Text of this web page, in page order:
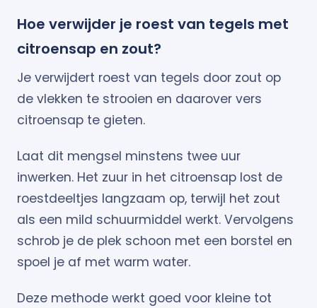
Hoe verwijder je roest van tegels met
citroensap en zout?
Je verwijdert roest van tegels door zout op
de vlekken te strooien en daarover vers
citroensap te gieten.
Laat dit mengsel minstens twee uur
inwerken. Het zuur in het citroensap lost de
roestdeeltjes langzaam op, terwijl het zout
als een mild schuurmiddel werkt. Vervolgens
schrob je de plek schoon met een borstel en
spoel je af met warm water.
Deze methode werkt goed voor kleine tot